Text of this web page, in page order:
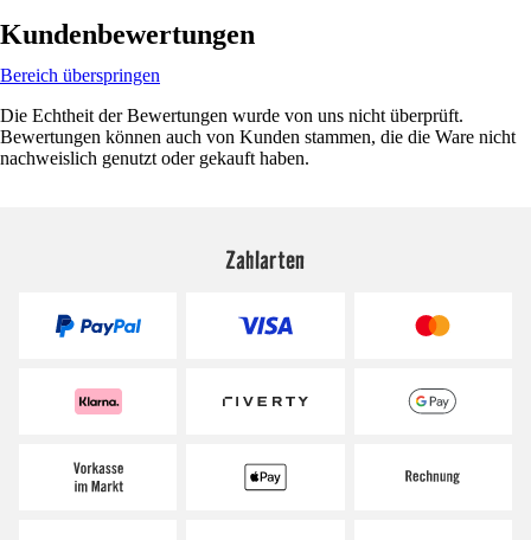
Kundenbewertungen
Bereich überspringen
Die Echtheit der Bewertungen wurde von uns nicht überprüft.
Bewertungen können auch von Kunden stammen, die die Ware nicht
nachweislich genutzt oder gekauft haben.
Zahlarten